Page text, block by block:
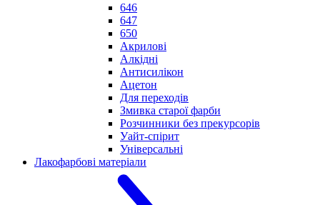
646
647
650
Акрилові
Алкідні
Антисилікон
Ацетон
Для переходів
Змивка старої фарби
Розчинники без прекурсорів
Уайт-спірит
Універсальні
Лакофарбові матеріали